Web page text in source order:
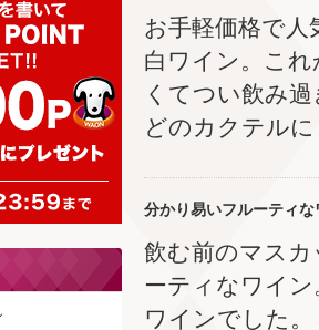
お手軽価格で
白ワイン。こ
くてつい飲み
どのカクテル
分かり易いフルーティな
飲む前のマス
ーティなワイ
ワインでした。